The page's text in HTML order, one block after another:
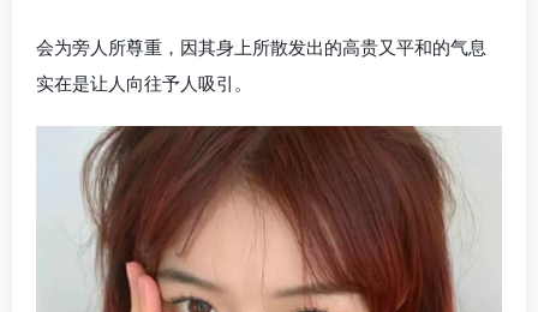
会为旁人所尊重，因其身上所散发出的高贵又平和的气息
实在是让人向往予人吸引。